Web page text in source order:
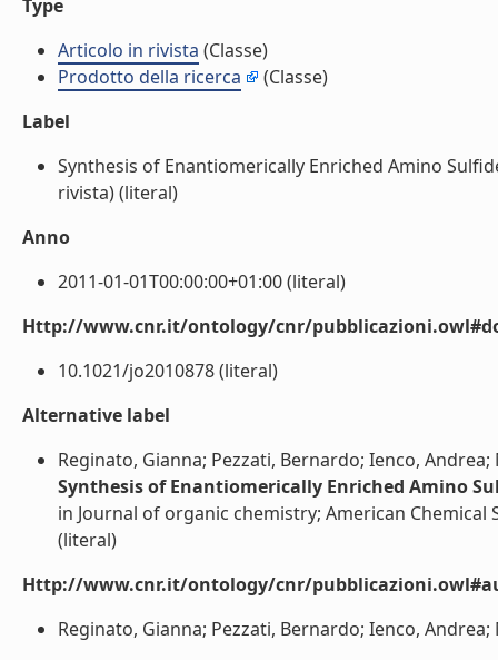
Type
Articolo in rivista (Classe)
Prodotto della ricerca
(Classe)
Label
Synthesis of Enantiomerically Enriched Amino
rivista) (literal)
Anno
2011-01-01T00:00:00+01:00 (literal)
Http://www.cnr.it/ontology/cnr/
10.1021/jo2010878 (literal)
Alternative label
Reginato, Gianna; Pezzati, Bernardo; Ienco,
Synthesis of Enantiomerically Enriched Amino
in Journal of organic chemistry; American
(literal)
Http://www.cnr.it/ontology/cnr/
Reginato, Gianna; Pezzati, Bernardo; Ienco,